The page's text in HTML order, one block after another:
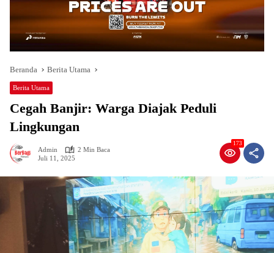
Beranda Berita Utama
Berita Utama
Cegah Banjir: Warga Diajak Peduli
Lingkungan
Admin
2 Min Baca
Juli 11, 2025
173